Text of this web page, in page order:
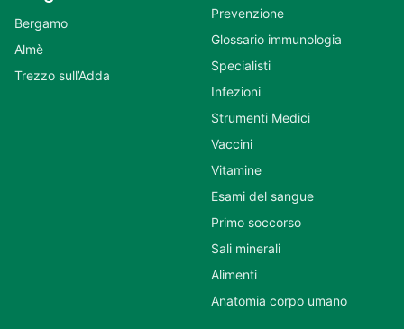
Bergamo
Almè
Trezzo sull’Adda
Prevenzione
Glossario immunologia
Specialisti
Infezioni
Strumenti Medici
Vaccini
Vitamine
Esami del sangue
Primo soccorso
Sali minerali
Alimenti
Anatomia corpo umano